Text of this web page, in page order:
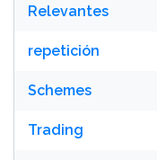
Relevantes
repetición
Schemes
Trading